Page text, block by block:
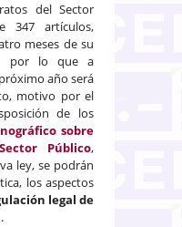
del Sector
347 artículos,
meses de su
por lo que a
año será
motivo por el
de los
sobre
Público,
ley, se podrán
los aspectos
legal de
.